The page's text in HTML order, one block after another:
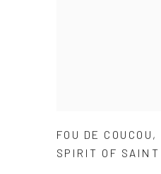
FOU DE COUCOU ,
SPIRIT OF SAINT